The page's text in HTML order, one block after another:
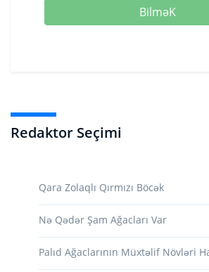
BilməK
Redaktor Seçimi
Qara Zolaqlı Qırmızı Böcək
Nə Qədər Şam Ağacları Var
Palıd Ağaclarının Müxtəlif Növləri